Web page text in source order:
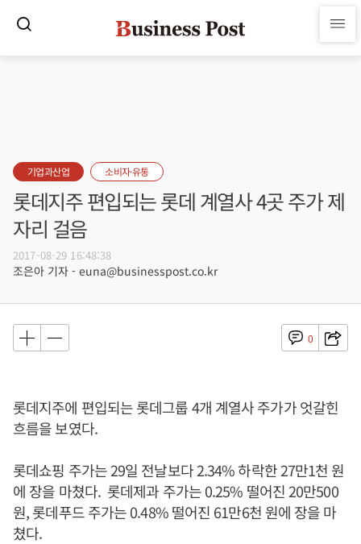
기업과산업 소비자·유통
롯데지주 편입되는 롯데 계열사 4곳 주가 제
자리 걸음
2017-08-29 16:48:38
조은아 기자 - euna@businesspost.co.kr
0
롯데지주에 편입되는 롯데그룹 4개 계열사 주가가 엇갈힌
흐름을 보였다.
롯데쇼핑 주가는 29일 전날보다 2.34% 하락한 27만1천 원
에 장을 마쳤다. 롯데제과 주가는 0.25% 떨어진 20만500
원, 롯데푸드 주가는 0.48% 떨어진 61만6천 원에 장을 마
쳤다.